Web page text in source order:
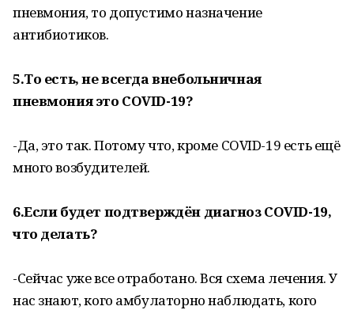
пневмония, то допустимо назначение
антибиотиков.
5.То есть, не всегда внебольничная
пневмония это COVID-19?
-Да, это так. Потому что, кроме COVID-19 есть ещё
много возбудителей.
6.Если будет подтверждён диагноз COVID-19,
что делать?
-Сейчас уже все отработано. Вся схема лечения. У
нас знают, кого амбулаторно наблюдать, кого